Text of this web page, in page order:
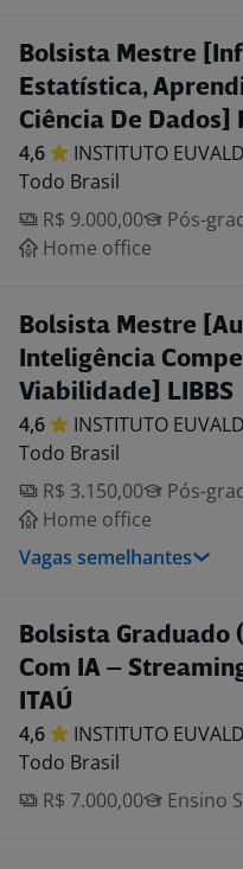
Bolsista Mestre
Estatística,
Ciência De Dados]
4,6 INSTITUTO
Todo Brasil
R$ 9.000,00
Pós-
Home office
Bolsista Mestre
Inteligência
Viabilidade] LIBBS
4,6 INSTITUTO
Todo Brasil
R$ 3.150,00
Pós-
Home office
Vagas semelhantes
Bolsista Graduado
Com IA –
ITAÚ
4,6 INSTITUTO
Todo Brasil
R$ 7.000,00
Ensino